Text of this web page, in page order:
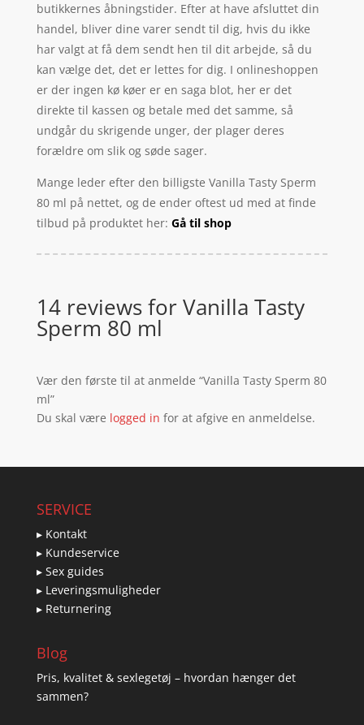
butikkernes åbningstider. Efter at have afsluttet din
handel, bliver dine varer sendt til dig, hvis du ikke
har valgt at få dem sendt hen til dit arbejde, så du
kan vælge det, det er lettes for dig. I onlineshoppen
er der ingen kø køer er en saga blot, her er det
direkte til kassen og betale med det samme, så
undgår du skrigende unger, der plager deres
forældre om slik og søde sager.
Mange leder efter den billigste Vanilla Tasty Sperm
80 ml på nettet, og de ender oftest ud med at finde
tilbud på produktet her: Gå til shop
14 reviews forVanilla Tasty
Sperm 80 ml
Vær den første til at anmelde “Vanilla Tasty Sperm 80
ml”
Du skal være logged in for at afgive en anmeldelse.
SERVICE
▸ Kontakt
▸ Kundeservice
▸ Sex guides
▸ Leveringsmuligheder
▸ Returnering
Blog
Pris, kvalitet & sexlegetøj – hvordan hænger det
sammen?